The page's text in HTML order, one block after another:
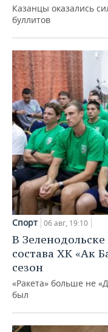
Казанцы оказались
буллитов
Спорт 06 авг, 19:10
В
состава ХК «Ак
сезон
«Ракета» больше не
был